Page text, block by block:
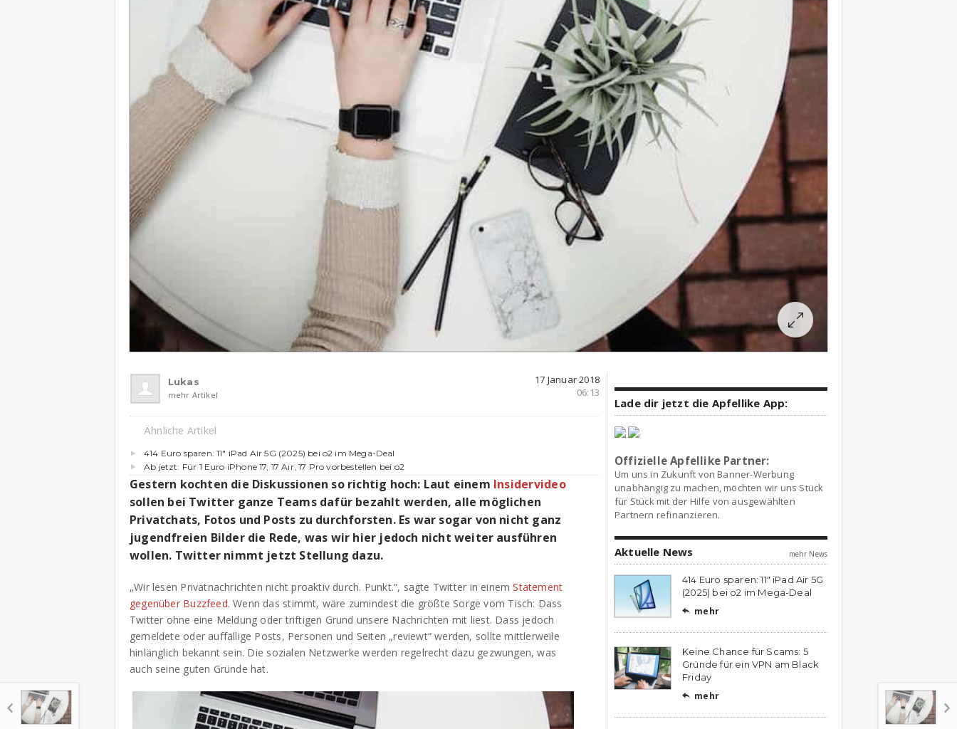
Lukas
mehr Artikel
17 Januar 2018
06:13
Ähnliche Artikel
414 Euro sparen: 11″ iPad Air 5G (2025) bei o2 im Mega-Deal
Ab jetzt: Für 1 Euro iPhone 17, 17 Air, 17 Pro vorbestellen bei o2
Gestern kochten die Diskussionen so richtig hoch: Laut einem Insidervideo
sollen bei Twitter ganze Teams dafür bezahlt werden, alle möglichen
Privatchats, Fotos und Posts zu durchforsten. Es war sogar von nicht ganz
jugendfreien Bilder die Rede, was wir hier jedoch nicht weiter ausführen
wollen. Twitter nimmt jetzt Stellung dazu.
„Wir lesen Privatnachrichten nicht proaktiv durch. Punkt.“, sagte Twitter in einemStatement
gegenüber Buzzfeed. Wenn das stimmt, wäre zumindest die größte Sorge vom Tisch: Dass
Twitter ohne eine Meldung oder triftigen Grund unsere Nachrichten mit liest. Dass jedoch
gemeldete oder auffällige Posts, Personen und Seiten „reviewt“ werden, sollte mittlerweile
hinlänglich bekannt sein. Die sozialen Netzwerke werden regelrecht dazu gezwungen, was
auch seine guten Gründe hat.
Lade dir jetzt die Apfellike App:
Offizielle Apfellike Partner:
Um uns in Zukunft von Banner-Werbung
unabhängig zu machen, möchten wir uns Stück
für Stück mit der Hilfe von ausgewählten
Partnern refinanzieren.
Aktuelle News mehr News
414 Euro sparen: 11″ iPad Air 5G
(2025) bei o2 im Mega-Deal
 mehr
Keine Chance für Scams: 5
Gründe für ein VPN am Black
Friday
 mehr